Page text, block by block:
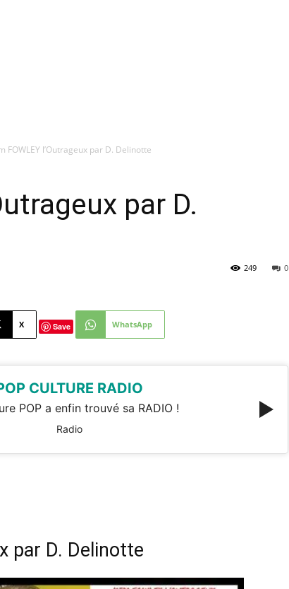
FOWLEY l’Outrageux par D. Delinotte
par D.
0
249
X Save WhatsApp
CULTURE RADIO
POP a enfin trouvé sa RADIO !
Radio
par D. Delinotte